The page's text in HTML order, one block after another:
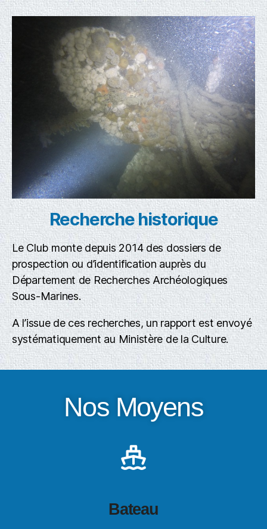
Recherche historique
Le Club monte depuis 2014 des dossiers de
prospection ou d’identification auprès du
Département de Recherches Archéologiques
Sous-Marines.
A l’issue de ces recherches, un rapport est envoyé
systématiquement au Ministère de la Culture.
Nos Moyens
Bateau